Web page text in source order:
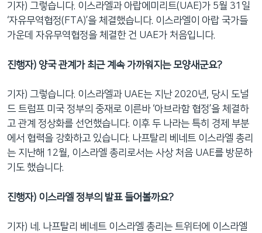
기자) 그렇습니다. 이스라엘과 아랍에미리트(UAE)가 5월 31일
‘자유무역협정(FTA)’을 체결했습니다. 이스라엘이 아랍 국가들
가운데 자유무역협정을 체결한 건 UAE가 처음입니다.
진행자) 양국 관계가 최근 계속 가까워지는 모양새군요?
기자) 그렇습니다. 이스라엘과 UAE는 지난 2020년, 당시 도널
드 트럼프 미국 정부의 중재로 이른바 ‘아브라함 협정’을 체결하
고 관계 정상화를 선언했습니다. 이후 두 나라는 특히 경제 부분
에서 협력을 강화하고 있습니다. 나프탈리 베네트 이스라엘 총리
는 지난해 12월, 이스라엘 총리로서는 사상 처음 UAE를 방문하
기도 했습니다.
진행자) 이스라엘 정부의 발표 들어볼까요?
기자) 네. 나프탈리 베네트 이스라엘 총리는 트위터에 이스라엘